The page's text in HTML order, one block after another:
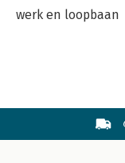
werk en loopbaan